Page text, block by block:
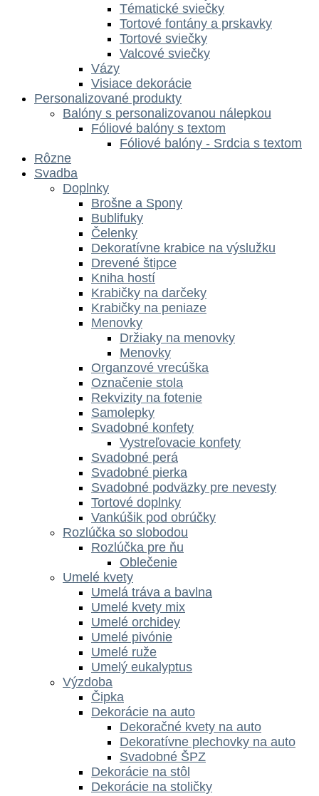
Tématické sviečky
Tortové fontány a prskavky
Tortové sviečky
Valcové sviečky
Vázy
Visiace dekorácie
Personalizované produkty
Balóny s personalizovanou nálepkou
Fóliové balóny s textom
Fóliové balóny - Srdcia s textom
Rôzne
Svadba
Doplnky
Brošne a Spony
Bublifuky
Čelenky
Dekoratívne krabice na výslužku
Drevené štipce
Kniha hostí
Krabičky na darčeky
Krabičky na peniaze
Menovky
Držiaky na menovky
Menovky
Organzové vrecúška
Označenie stola
Rekvizity na fotenie
Samolepky
Svadobné konfety
Vystreľovacie konfety
Svadobné perá
Svadobné pierka
Svadobné podväzky pre nevesty
Tortové doplnky
Vankúšik pod obrúčky
Rozlúčka so slobodou
Rozlúčka pre ňu
Oblečenie
Umelé kvety
Umelá tráva a bavlna
Umelé kvety mix
Umelé orchidey
Umelé pivónie
Umelé ruže
Umelý eukalyptus
Výzdoba
Čipka
Dekorácie na auto
Dekoračné kvety na auto
Dekoratívne plechovky na auto
Svadobné ŠPZ
Dekorácie na stôl
Dekorácie na stoličky